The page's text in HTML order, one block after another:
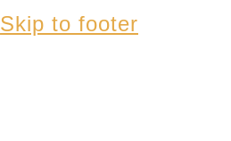
Skip to footer